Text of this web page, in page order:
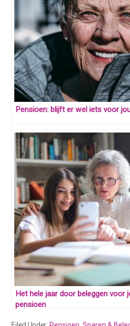
Pensioen: blijft er wel iets voor
Het hele jaar door beleggen voor
pensioen